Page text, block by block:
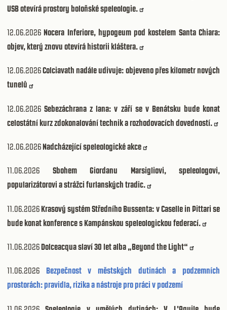
USB otevírá prostory boloňské speleologie.
12.06.2026Nocera Inferiore, hypogeum pod kostelem Santa Chiara:
objev, který znovu otevírá historii kláštera.
12.06.2026Colciavath nadále udivuje: objeveno přes kilometr nových
tunelů
12.06.2026Sebezáchrana z lana: v září se v Benátsku bude konat
celostátní kurz zdokonalování technik a rozhodovacích dovedností.
12.06.2026Nadcházející speleologické akce
11.06.2026 Sbohem Giordanu Marsigliovi, speleologovi,
popularizátorovi a strážci furlanských tradic.
11.06.2026Krasový systém Středního Bussenta: v Caselle in Pittari se
bude konat konference s Kampánskou speleologickou federací.
11.06.2026Dolceacqua slaví 30 let alba „Beyond the Light“
11.06.2026 Bezpečnost v městských dutinách a podzemních
prostorách: pravidla, rizika a nástroje pro práci v podzemí